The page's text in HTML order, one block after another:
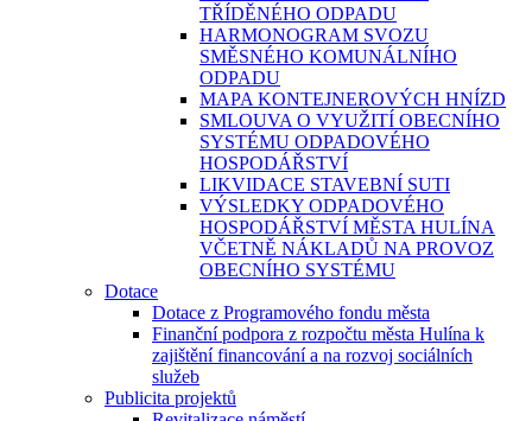
TŘÍDĚNÉHO ODPADU
HARMONOGRAM SVOZU
SMĚSNÉHO KOMUNÁLNÍHO
ODPADU
MAPA KONTEJNEROVÝCH HNÍZD
SMLOUVA O VYUŽITÍ OBECNÍHO
SYSTÉMU ODPADOVÉHO
HOSPODÁŘSTVÍ
LIKVIDACE STAVEBNÍ SUTI
VÝSLEDKY ODPADOVÉHO
HOSPODÁŘSTVÍ MĚSTA HULÍNA
VČETNĚ NÁKLADŮ NA PROVOZ
OBECNÍHO SYSTÉMU
Dotace
Dotace z Programového fondu města
Finanční podpora z rozpočtu města Hulína k
zajištění financování a na rozvoj sociálních
služeb
Publicita projektů